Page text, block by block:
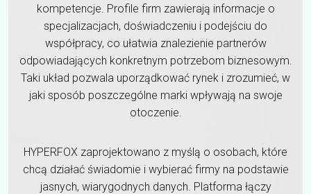
kompetencje. Profile firm zawierają informacje o
specjalizacjach, doświadczeniu i podejściu do
współpracy, co ułatwia znalezienie partnerów
odpowiadających konkretnym potrzebom biznesowym.
Taki układ pozwala uporządkować rynek i zrozumieć, w
jaki sposób poszczególne marki wpływają na swoje
otoczenie.
HYPERFOX zaprojektowano z myślą o osobach, które
chcą działać świadomie i wybierać firmy na podstawie
jasnych, wiarygodnych danych. Platforma łączy